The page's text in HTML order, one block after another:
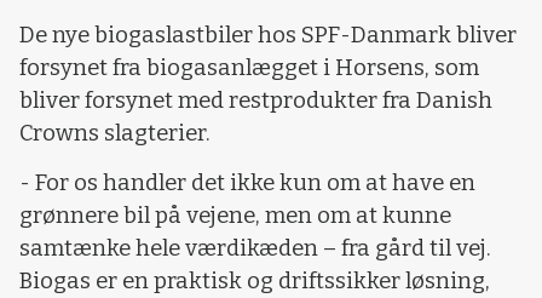
De nye biogaslastbiler hos SPF-Danmark bliver
forsynet fra biogasanlægget i Horsens, som
bliver forsynet med restprodukter fra Danish
Crowns slagterier.
- For os handler det ikke kun om at have en
grønnere bil på vejene, men om at kunne
samtænke hele værdikæden – fra gård til vej.
Biogas er en praktisk og driftssikker løsning,